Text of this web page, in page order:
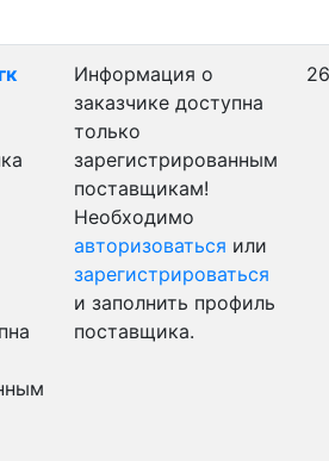
Информация о
заказчике доступна
только
зарегистрированным
поставщикам!
Необходимо
авторизоваться или
зарегистрироваться
и заполнить профиль
поставщика.